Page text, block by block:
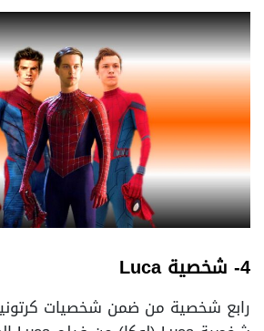
4- شخصية Luca
رابع شخصية من ضمن شخصيات